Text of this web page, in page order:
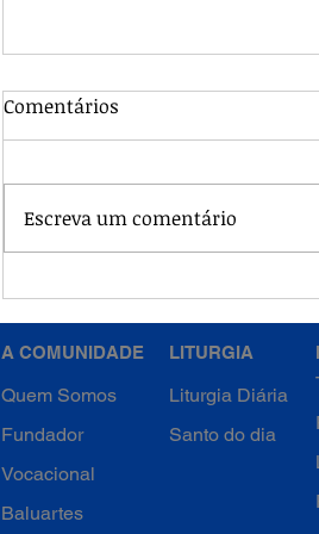
Santo da Eucaristia
Comentários
Escreva um comentário
A COMUNIDADE
Quem Somos
Fundador
Vocacional
Baluartes
LITURGIA
Liturgia Diária
Santo do dia